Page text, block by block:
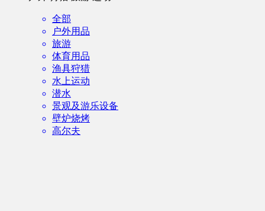
全部
户外用品
旅游
体育用品
渔具狩猎
水上运动
潜水
景观及游乐设备
壁炉烧烤
高尔夫